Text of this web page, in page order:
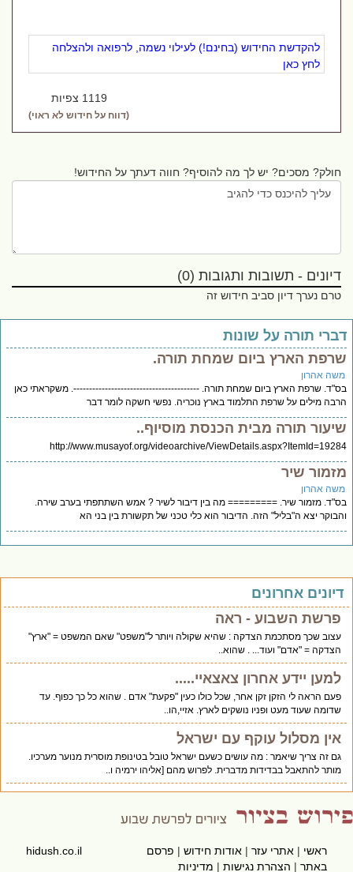
להקדשת החידוש (בחינם!) לעילוי נשמה, לרפואה ולהצלחה
לחץ כאן
1119 צפיות
(דווח על חידוש לא ראוי)
חולק? מסכים? יש לך מה להוסיף? חווה דעתך על החידוש!
דיונים - תשובות ותגובות (0)
טרם נערך דיון סביב חידוש זה
תורה על שונות
הארץ ביום שמחת תורה.
אהרון
שרפת הארץ ביום שמחת תורה. ----------------------------------------. משקראתי כאן
מילים על שרפת התלמוד בארץ נוכריה. נפשי חשקה לומר דבר
תורה מבית הכנסת מוסיוף..
http://www.musayof.org/videoarchive/
שיר
אהרון
מזמור שיר. ========= מה בין דיבור לשיר ? אמש השתתפתי בערב שירה.
יצא ה"בליל" הזה. הדיבור הוא כלי טכני של תקשורת בין בני הא
אחרונים
פרשת השבוע - ראה
עצוב שכך מסתכמת הצדקה : שהיא שקולה ויותר ל"משפט" שאם המשפט = "ארץ"
הצדקה = "אדם" ועוד... . שהוא..
למען יידע אחרון צאצאיי.....
פעם הראה לי הזקן זקן אחר, שכל כולו כעין "פקעת" אדם . שהוא כל כך כפוף. עד
שדומה שעוד מעט ופניו נושקים לארץ. אזיי,הו..
אין מסלול עוקף עם ישראל
גם זה צריך שיאמר : מה עושים כשעם ישראל טובל בטינופת מוסרית מנוער מערכיו.
מותר להתאבל בבדידות מדברית. לפרוש מהם [אליהו ירמיה ו..
ראשי|אתרי עזר|אודות חידוש|פרסם
באתר|הצהרת נגישות|מדיניות
hidush.co.il